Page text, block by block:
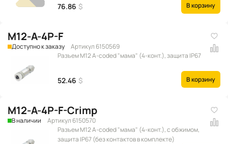
76.86 $ В корзину
M12-A-4P-F
Доступно к заказу
Артикул 6150569
Разъем M12 A-coded "мама" (4-конт.), защита IP67
52.46 $ В корзину
M12-A-4P-F-Crimp
В наличии
Артикул 6150570
Разъем M12 A-coded "мама" (4-конт.), с обжимом,
защита IP67 (без контактов в комплекте)